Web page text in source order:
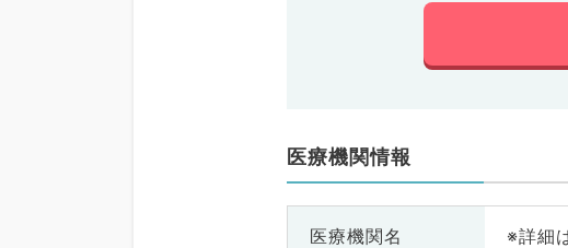
医療機関情報
医療機関名 ※詳細